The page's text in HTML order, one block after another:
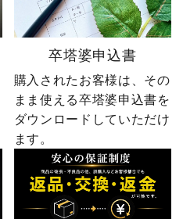
卒塔婆申込書
購入されたお客様は、その
まま使える卒塔婆申込書を
ダウンロードしていただけ
ます。